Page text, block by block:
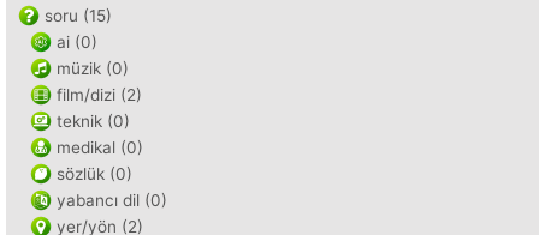
soru (15)
ai (0)
müzik (0)
film/dizi (2)
teknik (0)
medikal (0)
sözlük (0)
yabancı dil (0)
yer/yön (2)